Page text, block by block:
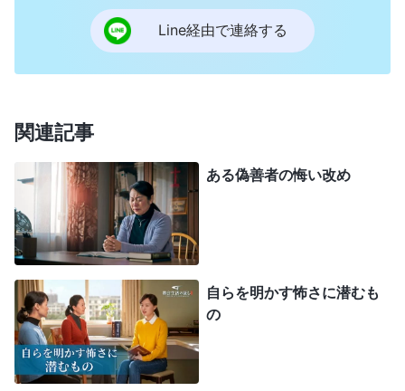
おきますね」と言ってごまかしたの。集会の後、ど
っと疲れが押し寄せて、心が空っぽだった。この集
会で何も解決できなかったわ。本分を怠けてるのと
挙げてないこともわかってた。働きが進んでいない
らないくせにと見下されるのが怖くて、集会のたび
に適当にごまかすばかりで、働きの状況を把握せ
ず、実際の問題も解決しなかった。実際の働きを全
くしてなかったの。神を騙し、兄弟姉妹を愚弄して
る気がして、不安になって自分を責めた。それで、
反省して自己認識できるよう神に祈ったの。
ある日、デボーションで次の御言葉を読んだ
Line経由で連絡する
関連記事
ある偽善者の悔い改め
自らを明かす怖さに潜むも
の